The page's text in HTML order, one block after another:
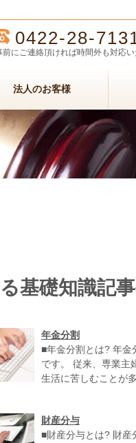
0422-28-
前にご連絡頂ければ時間外も対応い
法人のお客様
基礎知識記
年金分割
■年金分割とは? 年金
です。 従来、専業主
生活に苦しむことが
財産分与
■財産分与とは? 財産